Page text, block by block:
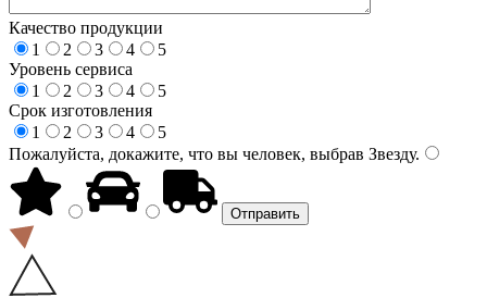
Качество продукции
1
2 3 4
5
Уровень сервиса
1
2 3 4
5
Срок изготовления
1
2 3 4
5
Пожалуйста, докажите, что вы человек, выбрав Звезду.